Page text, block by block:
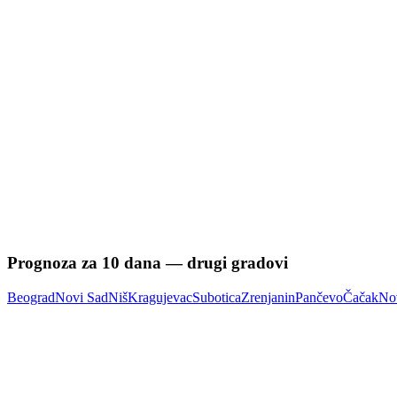
Prognoza za 10 dana — drugi gradovi
BeogradNovi SadNišKragujevacSuboticaZrenjaninPančevoČačak